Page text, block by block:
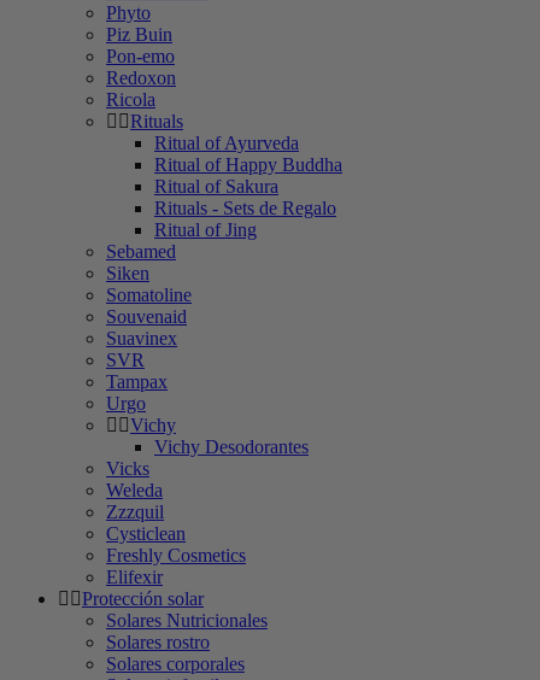
Phyto
Piz Buin
Pon-emo
Redoxon
Ricola
Rituals
Ritual of Ayurveda
Ritual of Happy Buddha
Ritual of Sakura
Rituals - Sets de Regalo
Ritual of Jing
Sebamed
Siken
Somatoline
Souvenaid
Suavinex
SVR
Tampax
Urgo
Vichy
Vichy Desodorantes
Vicks
Weleda
Zzzquil
Cysticlean
Freshly Cosmetics
Elifexir
Protección solar
Solares Nutricionales
Solares rostro
Solares corporales